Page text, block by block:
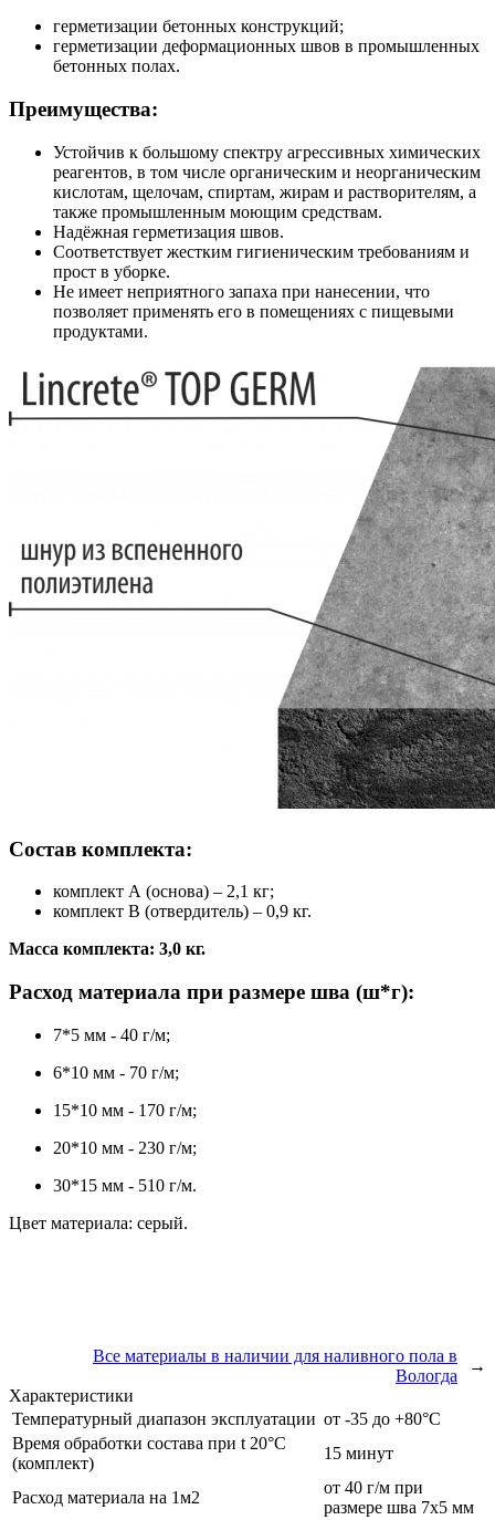
герметизации бетонных конструкций;
герметизации деформационных швов в промышленных
бетонных полах.
Преимущества:
Устойчив к большому спектру агрессивных химических
реагентов, в том числе органическим и неорганическим
кислотам, щелочам, спиртам, жирам и растворителям, а
также промышленным моющим средствам.
Надёжная герметизация швов.
Соответствует жестким гигиеническим требованиям и
прост в уборке.
Не имеет неприятного запаха при нанесении, что
позволяет применять его в помещениях с пищевыми
продуктами.
Состав комплекта:
комплект А (основа) – 2,1 кг;
комплект В (отвердитель) – 0,9 кг.
Масса комплекта: 3,0 кг.
Расход материала при размере шва (ш*г):
7*5 мм - 40 г/м;
6*10 мм - 70 г/м;
15*10 мм - 170 г/м;
20*10 мм - 230 г/м;
30*15 мм - 510 г/м.
Цвет материала: серый.
Все материалы в наличии для наливного пола в
Вологда
→
Характеристики
Температурный диапазон эксплуатации от -35 до +80°С
Время обработки состава при t 20°C
(комплект)
15 минут
Расход материала на 1м2
от 40 г/м при
размере шва 7х5 мм